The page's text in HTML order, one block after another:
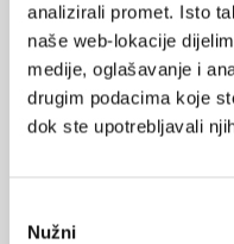
analizirali promet. Isto
naše web-lokacije
medije, oglašavanje i
drugim podacima koje
dok ste upotrebljavali
pristanka
Nužni
Preliminarni rezultati
medicinskom časopisu
samoubojstava od